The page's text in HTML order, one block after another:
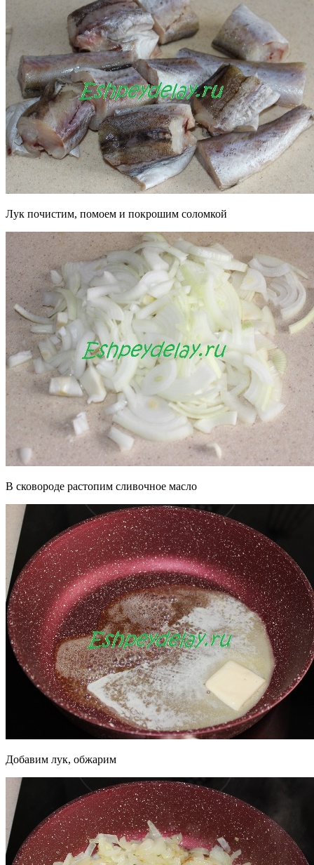
Лук почистим, помоем и покрошим соломкой
В сковороде растопим сливочное масло
Добавим лук, обжарим